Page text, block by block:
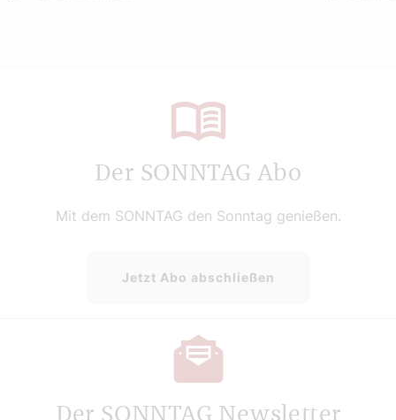
Der SONNTAG Abo
Mit dem SONNTAG den Sonntag genießen.
Jetzt Abo abschließen
Der SONNTAG Newsletter